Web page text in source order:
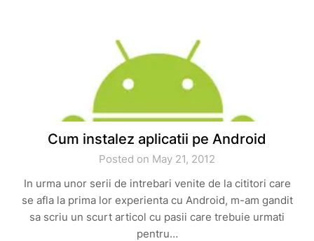
Cum instalez aplicatii pe Android
Posted on May 21, 2012
In urma unor serii de intrebari venite de la cititori care
se afla la prima lor experienta cu Android, m-am gandit
sa scriu un scurt articol cu pasii care trebuie urmati
pentru…